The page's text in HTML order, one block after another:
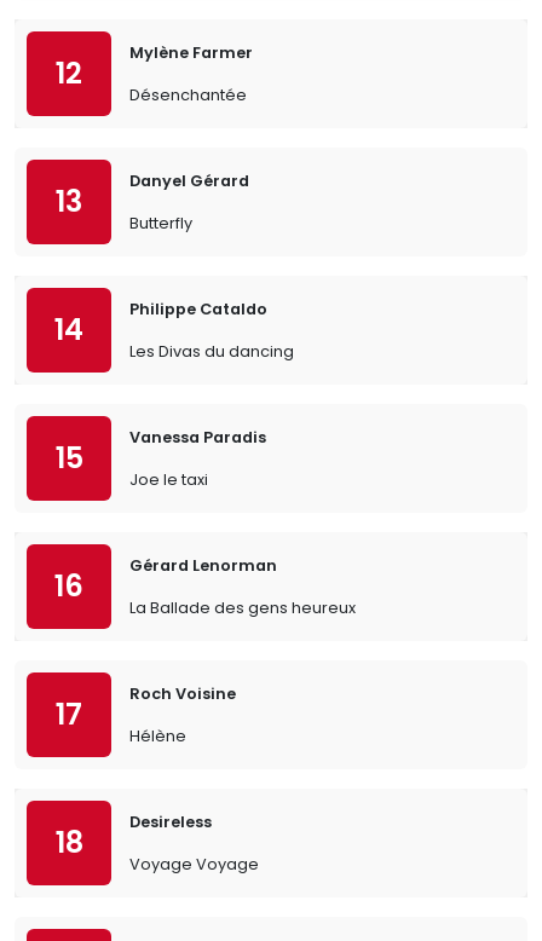
12
Mylène Farmer
Désenchantée
13
Danyel Gérard
Butterfly
14
Philippe Cataldo
Les Divas du dancing
15
Vanessa Paradis
Joe le taxi
16
Gérard Lenorman
La Ballade des gens heureux
17
Roch Voisine
Hélène
18
Desireless
Voyage Voyage